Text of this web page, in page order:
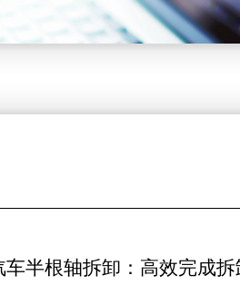
车半根轴拆卸：高效完成拆